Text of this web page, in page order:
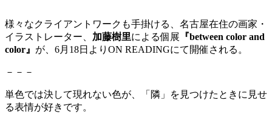
様々なクライアントワークも手掛ける、名古屋在住の画家・
イラストレーター、 加藤樹里による個展 『between color and
color』 が、6月18日よりON READINGにて開催される。
－－－
単色では決して現れない色が、「隣」を見つけたときに見せ
る表情が好きです。